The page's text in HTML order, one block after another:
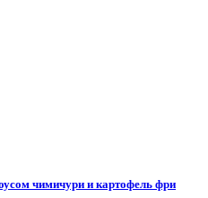
чимичури и картофель фри